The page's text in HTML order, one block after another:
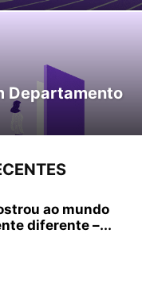
Departamento
ao mundo
diferente –...